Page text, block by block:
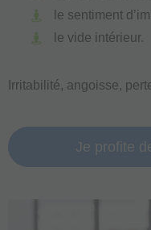
le sentiment
le vide intérieur.
Irritabilité, angoisse,
Je profite